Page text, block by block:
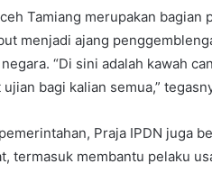
Tamiang merupakan
menjadi ajang
“Di sini adalah kawah
bagi kalian semua,”
Praja IPDN juga
termasuk membantu pelaku